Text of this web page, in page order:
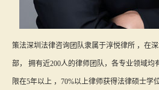
策法深圳法律咨询团队隶属于淳悦律所 ，在
部， 拥有近200人的律师团队，各专业领域均
限在5年以上 ，70%以上律师获得法律硕士学